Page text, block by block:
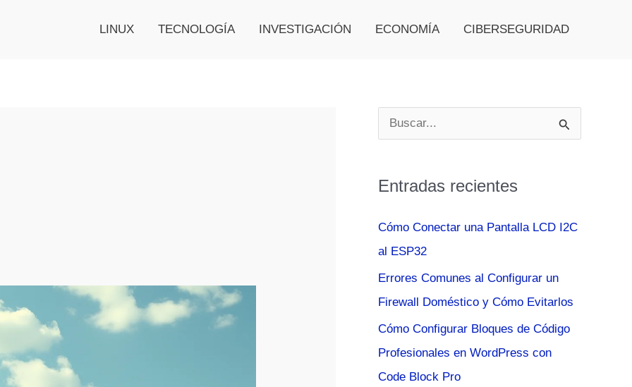
LINUX TECNOLOGÍA INVESTIGACIÓN ECONOMÍA CIBERSEGURIDAD
u
c
o
r
:
Entradas recientes
Cómo Conectar una Pantalla LCD I2C
al ESP32
Errores Comunes al Configurar un
Firewall Doméstico y Cómo Evitarlos
Cómo Configurar Bloques de Código
Profesionales en WordPress con
Code Block Pro